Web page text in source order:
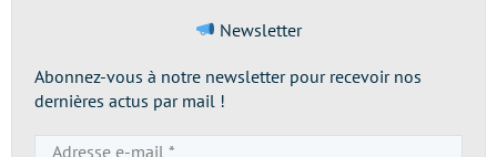
Newsletter
Abonnez-vous à notre newsletter pour recevoir nos
dernières actus par mail !